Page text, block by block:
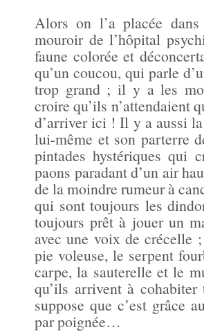
Alors on l’a placée
mouroir de l’hôpital
faune colorée et
qu’un coucou, qui parle
trop grand ; il y a les
croire qu’ils n’attendaient
d’arriver ici ! Il y a aussi la
lui-même et son parterre
pintades hystériques qui
paons paradant d’un air
de la moindre rumeur à
qui sont toujours les
toujours prêt à jouer un
avec une voix de crécelle
pie voleuse, le serpent
carpe, la sauterelle et le
qu’ils arrivent à cohabiter
suppose que c’est grâce
par poignée…